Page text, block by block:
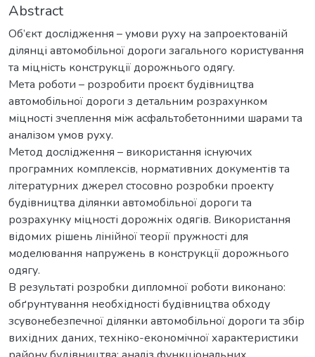
Abstract
Об’єкт дослідження – умови руху на запроектованій
ділянці автомобільної дороги загального користування
та міцність конструкції дорожнього одягу.
Мета роботи – розробити проєкт будівництва
автомобільної дороги з детальним розрахунком
міцності зчеплення між асфальтобетонними шарами та
аналізом умов руху.
Метод дослідження – використання існуючих
програмних комплексів, нормативних документів та
літературних джерел стосовно розробки проекту
будівництва ділянки автомобільної дороги та
розрахунку міцності дорожніх одягів. Використання
відомих рішень лінійної теорії пружності для
моделювання напружень в конструкції дорожнього
одягу.
В результаті розробки дипломної роботи виконано:
обґрунтування необхідності будівництва обходу
зсувонебезпечної ділянки автомобільної дороги та збір
вихідних даних, техніко-економічної характеристики